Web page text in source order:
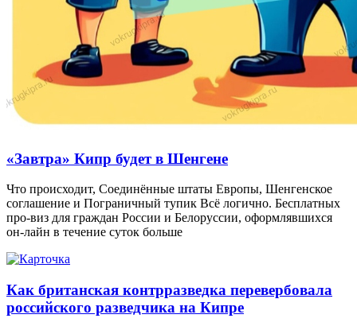
«Завтра» Кипр будет в Шенгене
Что происходит, Соединённые штаты Европы, Шенгенское
соглашение и Пограничный тупик Всё логично. Бесплатных
про-виз для граждан России и Белоруссии, оформлявшихся
он-лайн в течение суток больше
Как британская контрразведка перевербовала
российского разведчика на Кипре